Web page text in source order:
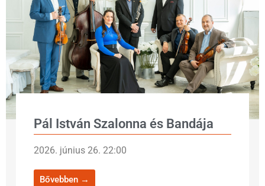
Pál István Szalonna és Bandája
2026. június 26. 22:00
Bővebben →